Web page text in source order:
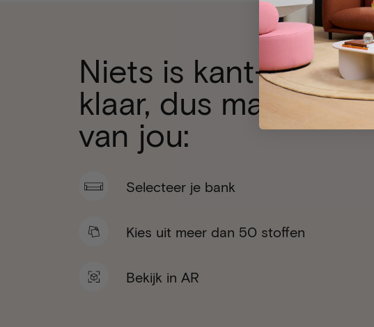
Niets is kant-en-
klaar, dus maak het
van jou:
Selecteer je bank
Kies uit meer dan 50 stoffen
Bekijk in AR